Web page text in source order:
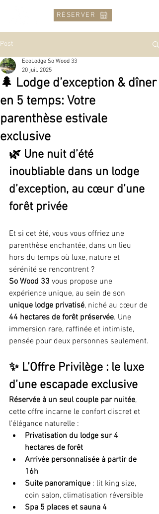
RÉSERVER
Post
🌲 Lodge d’exception & dîner
en 5 temps: Votre
parenthèse estivale
exclusive
EcoLodge So Wood 33
20 juil. 2025
🌿 Une nuit d’été
inoubliable dans un lodge
d’exception, au cœur d’une
forêt privée
Et si cet été, vous vous offriez une
parenthèse enchantée, dans un lieu
hors du temps où luxe, nature et
sérénité se rencontrent ?
So Wood 33 vous propose une
expérience unique, au sein de son
unique lodge privatisé, niché au cœur de
44 hectares de forêt préservée. Une
immersion rare, raffinée et intimiste,
pensée pour deux personnes seulement.
✨ L’Offre Privilège : le luxe
d’une escapade exclusive
Réservée à un seul couple par nuitée,
cette offre incarne le confort discret et
l’élégance naturelle :
Privatisation du lodge sur 4
hectares de forêt
Arrivée personnalisée à partir de
16h
Suite panoramique : lit king size,
coin salon, climatisation réversible
Spa 5 places et sauna 4